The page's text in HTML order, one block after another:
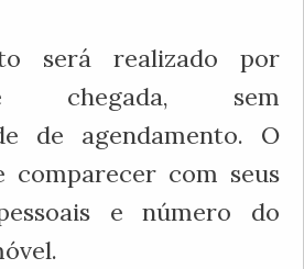
será realizado por
chegada, sem
de agendamento. O
comparecer com seus
e número do